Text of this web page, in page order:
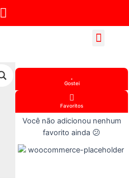
Gostei
Favoritos
Você não adicionou nenhum
favorito ainda 😕